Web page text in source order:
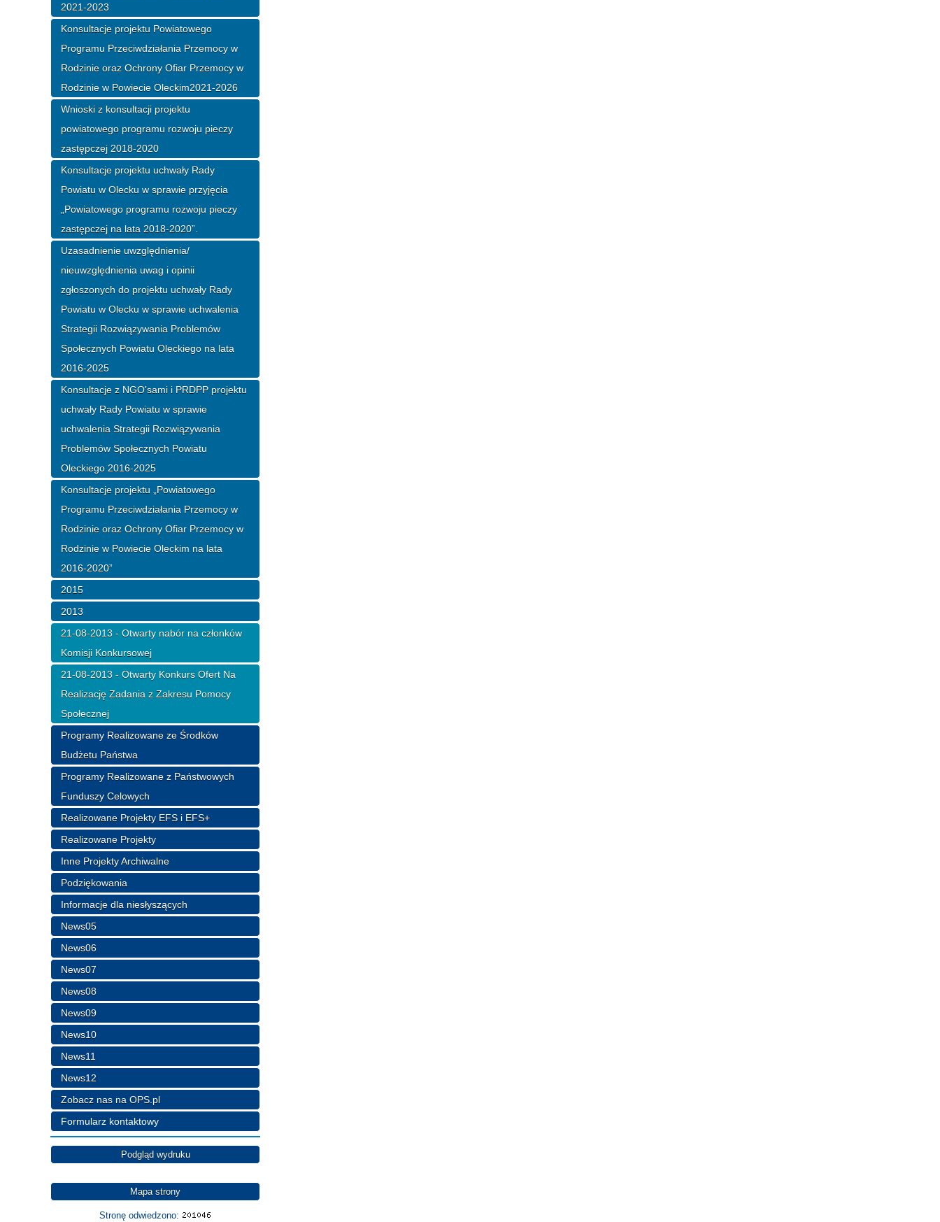
2021-2023
Konsultacje projektu Powiatowego
Programu Przeciwdziałania Przemocy w
Rodzinie oraz Ochrony Ofiar Przemocy w
Rodzinie w Powiecie Oleckim2021-2026
Wnioski z konsultacji projektu
powiatowego programu rozwoju pieczy
zastępczej 2018-2020
Konsultacje projektu uchwały Rady
Powiatu w Olecku w sprawie przyjęcia
„Powiatowego programu rozwoju pieczy
zastępczej na lata 2018-2020”.
Uzasadnienie uwzględnienia/
nieuwzględnienia uwag i opinii
zgłoszonych do projektu uchwały Rady
Powiatu w Olecku w sprawie uchwalenia
Strategii Rozwiązywania Problemów
Społecznych Powiatu Oleckiego na lata
2016-2025
Konsultacje z NGO'sami i PRDPP projektu
uchwały Rady Powiatu w sprawie
uchwalenia Strategii Rozwiązywania
Problemów Społecznych Powiatu
Oleckiego 2016-2025
Konsultacje projektu „Powiatowego
Programu Przeciwdziałania Przemocy w
Rodzinie oraz Ochrony Ofiar Przemocy w
Rodzinie w Powiecie Oleckim na lata
2016-2020”
2015
2013
21-08-2013 - Otwarty nabór na członków
Komisji Konkursowej
21-08-2013 - Otwarty Konkurs Ofert Na
Realizację Zadania z Zakresu Pomocy
Społecznej
Programy Realizowane ze Środków
Budżetu Państwa
Programy Realizowane z Państwowych
Funduszy Celowych
Realizowane Projekty EFS i EFS+
Realizowane Projekty
Inne Projekty Archiwalne
Podziękowania
Informacje dla niesłyszących
News05
News06
News07
News08
News09
News10
News11
News12
Zobacz nas na OPS.pl
Formularz kontaktowy
Podgląd wydruku
Mapa strony
Stronę odwiedzono: